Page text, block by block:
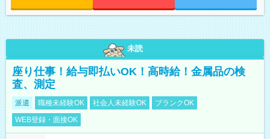
未読
座り仕事！給与即払いOK！高時給！金属品の検
査、測定
派遣 職種未経験OK 社会人未経験OK
ブランクOK
WEB登録・面接OK